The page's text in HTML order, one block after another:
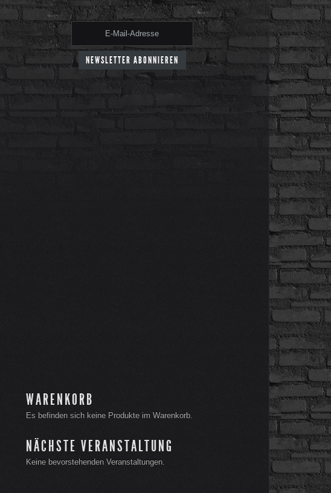
WARENKORB
Es befinden sich keine Produkte im Warenkorb.
NÄCHSTE VERANSTALTUNG
Keine bevorstehenden Veranstaltungen.